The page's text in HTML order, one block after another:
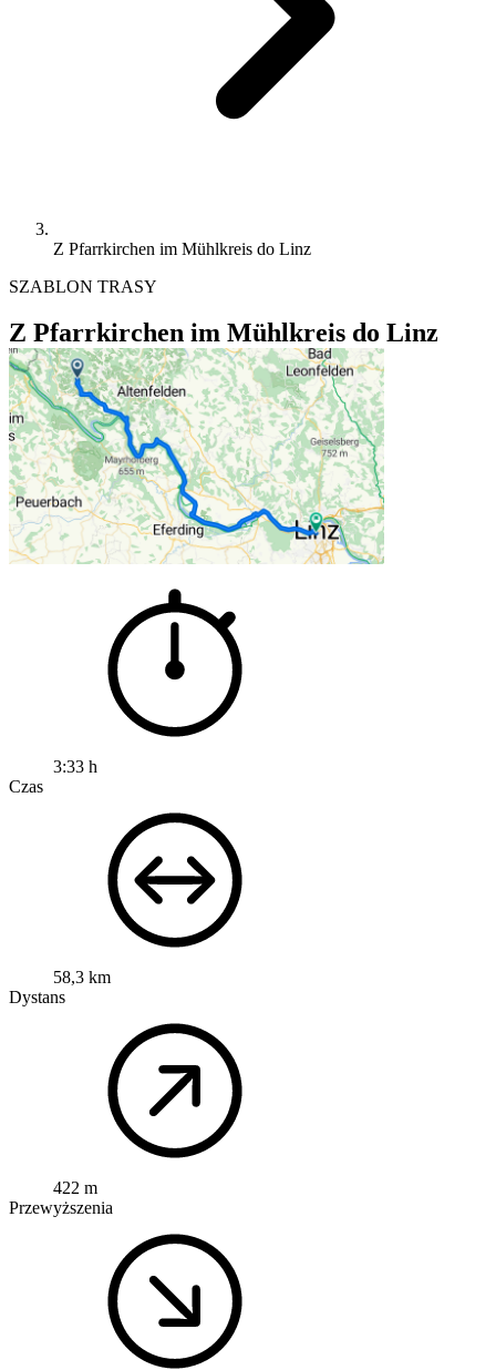
Z Pfarrkirchen im Mühlkreis do Linz
SZABLON TRASY
Z Pfarrkirchen im Mühlkreis do Linz
3:33 h
Czas
58,3 km
Dystans
422 m
Przewyższenia